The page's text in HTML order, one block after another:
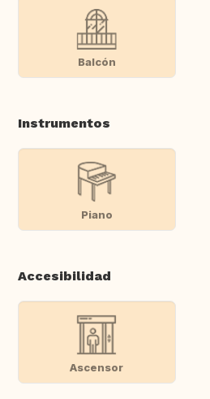
Balcón
Instrumentos
Piano
Accesibilidad
Ascensor